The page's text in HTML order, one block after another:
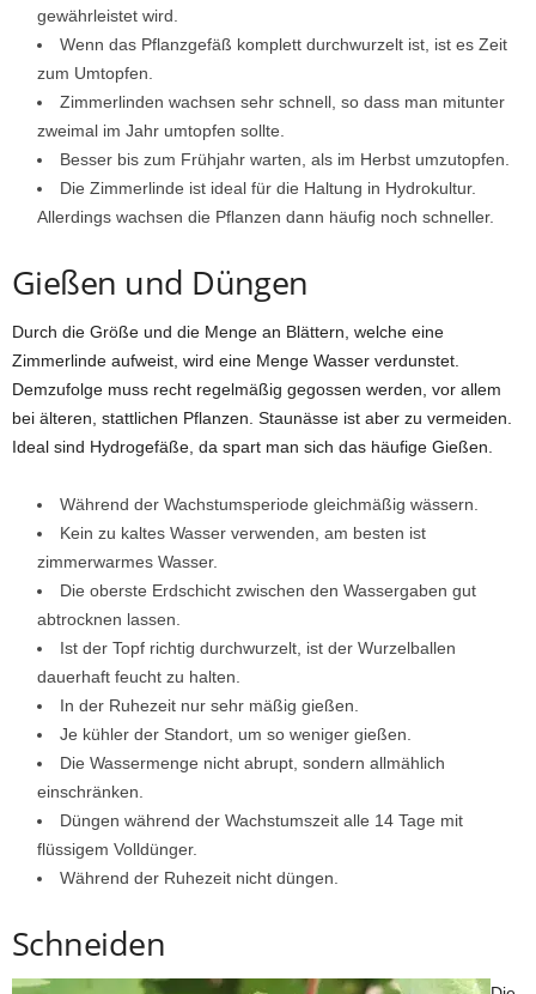
gewährleistet wird.
Wenn das Pflanzgefäß komplett durchwurzelt ist, ist es Zeit
zum Umtopfen.
Zimmerlinden wachsen sehr schnell, so dass man mitunter
zweimal im Jahr umtopfen sollte.
Besser bis zum Frühjahr warten, als im Herbst umzutopfen.
Die Zimmerlinde ist ideal für die Haltung in Hydrokultur.
Allerdings wachsen die Pflanzen dann häufig noch schneller.
Gießen und Düngen
Durch die Größe und die Menge an Blättern, welche eine
Zimmerlinde aufweist, wird eine Menge Wasser verdunstet.
Demzufolge muss recht regelmäßig gegossen werden, vor allem
bei älteren, stattlichen Pflanzen. Staunässe ist aber zu vermeiden.
Ideal sind Hydrogefäße, da spart man sich das häufige Gießen.
Während der Wachstumsperiode gleichmäßig wässern.
Kein zu kaltes Wasser verwenden, am besten ist
zimmerwarmes Wasser.
Die oberste Erdschicht zwischen den Wassergaben gut
abtrocknen lassen.
Ist der Topf richtig durchwurzelt, ist der Wurzelballen
dauerhaft feucht zu halten.
In der Ruhezeit nur sehr mäßig gießen.
Je kühler der Standort, um so weniger gießen.
Die Wassermenge nicht abrupt, sondern allmählich
einschränken.
Düngen während der Wachstumszeit alle 14 Tage mit
flüssigem Volldünger.
Während der Ruhezeit nicht düngen.
Schneiden